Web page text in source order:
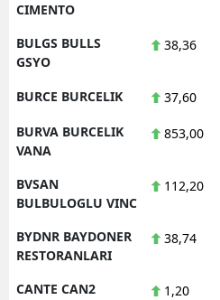
CIMENTO
BULGS BULLS
GSYO
38,36
BURCE BURCELIK 37,60
BURVA BURCELIK
VANA
853,00
BVSAN
BULBULOGLU VINC
112,20
BYDNR BAYDONER
RESTORANLARI
38,74
CANTE CAN2
1,20